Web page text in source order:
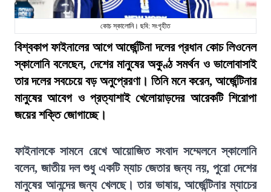
কোচ স্কালোনি। ছবি: সংগৃহীত
বিশ্বকাপ ফাইনালের আগে আর্জেন্টিনা দলের প্রধান কোচ লিওনেল
স্কালোনি বলেছেন, দেশের মানুষের অকুণ্ঠ সমর্থন ও ভালোবাসাই
তার দলের সবচেয়ে বড় অনুপ্রেরণা। তিনি মনে করেন, আর্জেন্টিনার
মানুষের আবেগ ও প্রত্যাশাই খেলোয়াড়দের আরেকটি শিরোপা
জয়ের শক্তি জোগাচ্ছে।
ফাইনালকে সামনে রেখে আয়োজিত সংবাদ সম্মেলনে স্কালোনি
বলেন, জাতীয় দল শুধু একটি ম্যাচ জেতার জন্য নয়, পুরো দেশের
মানুষের আনন্দের জন্য খেলছে। তার ভাষায়, আর্জেন্টিনার ম্যাচের